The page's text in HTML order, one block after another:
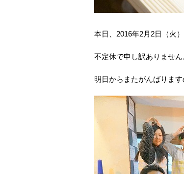
本日、2016年2月2日（火
不定休で申し訳ありません
明日からまたがんばりま